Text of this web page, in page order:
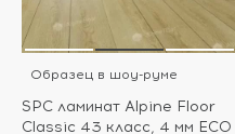
Образец в шоу-руме
SPC ламинат Alpine Floor
Classic 43 класс, 4 мм ECO